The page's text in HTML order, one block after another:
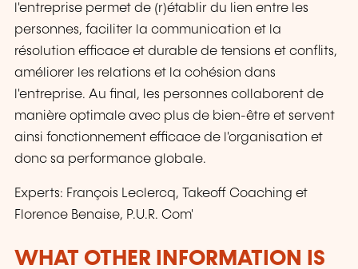
l'entreprise permet de (r)établir du lien entre les
personnes, faciliter la communication et la
résolution efficace et durable de tensions et conflits,
améliorer les relations et la cohésion dans
l'entreprise. Au final, les personnes collaborent de
manière optimale avec plus de bien-être et servent
ainsi fonctionnement efficace de l'organisation et
donc sa performance globale.
Experts: François Leclercq, Takeoff Coaching et
Florence Benaise, P.U.R. Com'
WHAT OTHER INFORMATION IS